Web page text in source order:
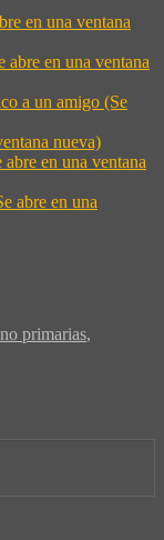
en una ventana
en una ventana
a un amigo (Se
nueva)
en una ventana
abre en una
no primarias,